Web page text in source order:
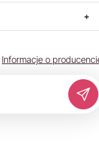
+
Informacje o